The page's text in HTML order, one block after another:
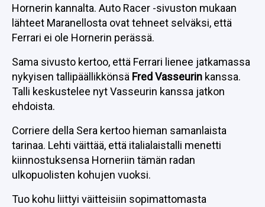
Hornerin kannalta. Auto Racer -sivuston mukaan
lähteet Maranellosta ovat tehneet selväksi, että
Ferrari ei ole Hornerin perässä.
Sama sivusto kertoo, että Ferrari lienee jatkamassa
nykyisen tallipäällikkönsä Fred Vasseurin kanssa.
Talli keskustelee nyt Vasseurin kanssa jatkon
ehdoista.
Corriere della Sera kertoo hieman samanlaista
tarinaa. Lehti väittää, että italialaistalli menetti
kiinnostuksensa Horneriin tämän radan
ulkopuolisten kohujen vuoksi.
Tuo kohu liittyi väitteisiin sopimattomasta